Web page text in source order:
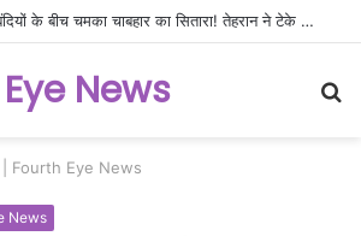
ईरान पर अमेरिकी पाबंदियों के बीच चमका चाबहार का सितारा! तेहरान ने टेके भारत के आगे घुटने, नई दिल्ली के लिए खुला मध्य एशिया का
News
| Fourth Eye News
News